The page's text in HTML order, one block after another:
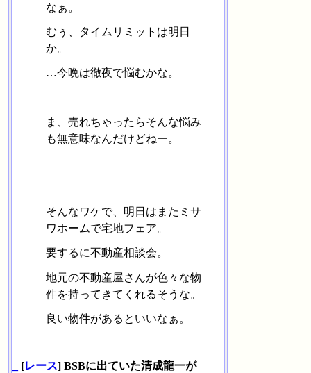
なぁ。
むぅ、タイムリミットは明日
か。
…今晩は徹夜で悩むかな。
ま、売れちゃったらそんな悩み
も無意味なんだけどねー。
そんなワケで、明日はまたミサ
ワホームで宅地フェア。
要するに不動産相談会。
地元の不動産屋さんが色々な物
件を持ってきてくれるそうな。
良い物件があるといいなぁ。
[レース] BSBに出ていた清成龍一が